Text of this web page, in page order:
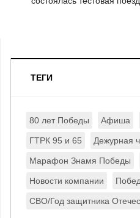
ТЕГИ
80 лет Победы Афиша
ГТРК 95 и 65 Дежурная
Марафон Знамя Победы
Новости компании
СВО/Год защитника